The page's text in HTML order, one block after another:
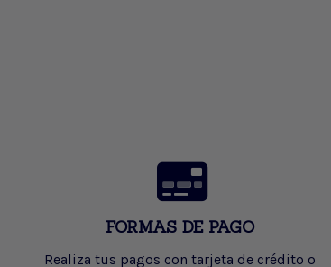
FORMAS DE PAGO
Realiza tus pagos con tarjeta de crédito o